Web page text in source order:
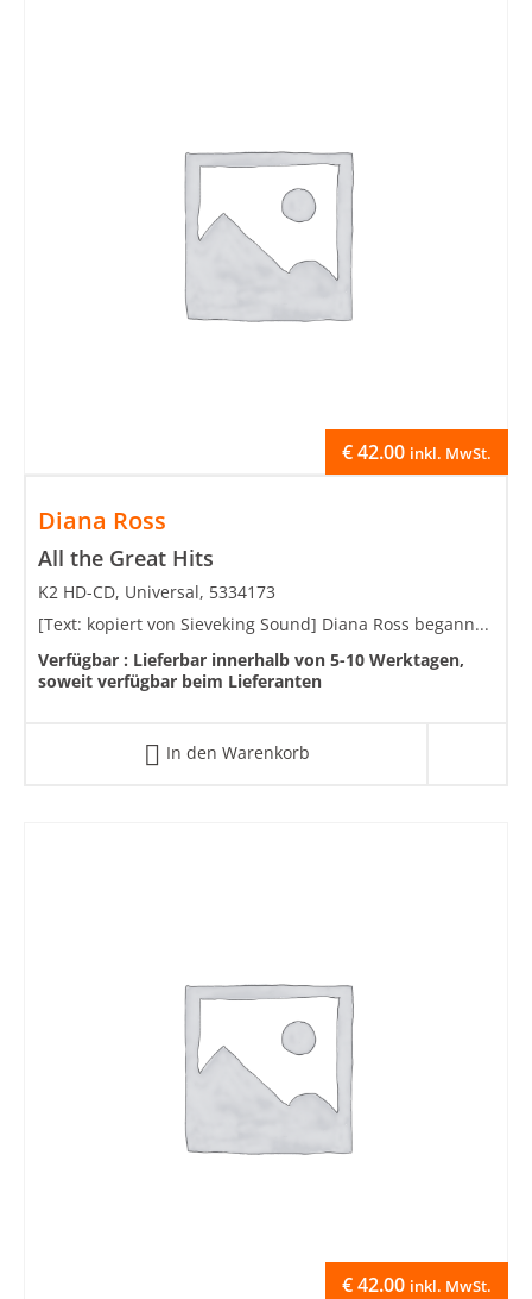
Diana Ross
All the Great Hits
€42.00 inkl. MwSt.
K2 HD-CD, Universal, 5334173
[Text: kopiert von Sieveking Sound] Diana Ross begann...
Verfügbar : Lieferbar innerhalb von 5-10 Werktagen,
soweit verfügbar beim Lieferanten
In den Warenkorb
€42.00 inkl. MwSt.